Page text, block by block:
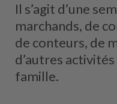
Il s’agit d’une
marchands, de
de conteurs, de
d’autres
famille.